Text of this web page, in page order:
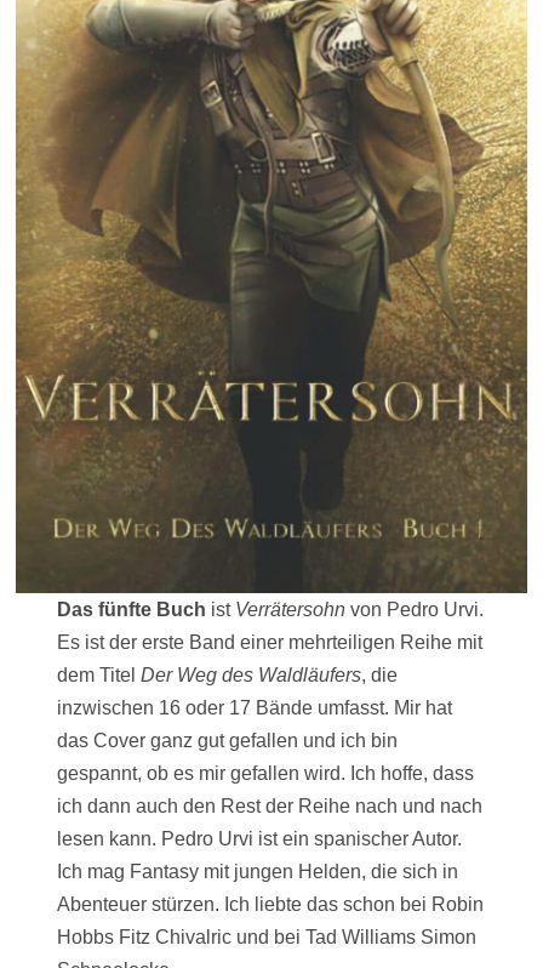
Das fünfte Buch ist Verrätersohn von Pedro Urvi.
Es ist der erste Band einer mehrteiligen Reihe mit
dem Titel Der Weg des Waldläufers, die
inzwischen 16 oder 17 Bände umfasst. Mir hat
das Cover ganz gut gefallen und ich bin
gespannt, ob es mir gefallen wird. Ich hoffe, dass
ich dann auch den Rest der Reihe nach und nach
lesen kann. Pedro Urvi ist ein spanischer Autor.
Ich mag Fantasy mit jungen Helden, die sich in
Abenteuer stürzen. Ich liebte das schon bei Robin
Hobbs Fitz Chivalric und bei Tad Williams Simon